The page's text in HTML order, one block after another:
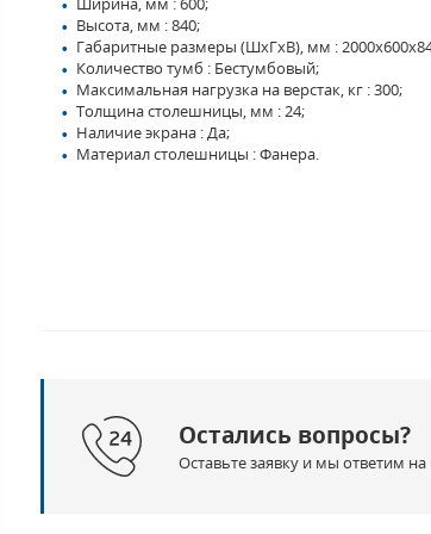
Высота, мм : 840;
Габаритные размеры (ШхГхВ), мм :
Количество тумб : Бестумбовый;
Максимальная нагрузка на верстак, кг : 300;
Толщина столешницы, мм : 24;
Наличие экрана : Да;
Материал столешницы : Фанера.
Остались вопросы?
Оставьте заявку и мы ответим